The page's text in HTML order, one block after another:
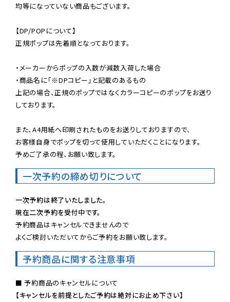
均等になっていない商品もございます。
【DP/POPについて】
正規ポップは先着順となっております。
・メーカーからポップの入数が減数入荷した場合
・商品名に「※DPコピー」と記載のあるもの
上記の場合、正規のポップではなくカラーコピーのポップをお送り
しております。
また、A4用紙へ印刷されたものをお送りしておりますので、
お客様自身でポップを切って使用していただくことになります。
予めご了承の程、お願い致します。
一次予約の締め切りについて
一次予約は終了いたしました。
現在二次予約を受付中です。
予約商品はキャンセルできませんので
よくご検討いただいてからご予約をお願い致します。
予約商品に関する注意事項
【キャンセルを前提としたご予約は絶対にお止め下さい】